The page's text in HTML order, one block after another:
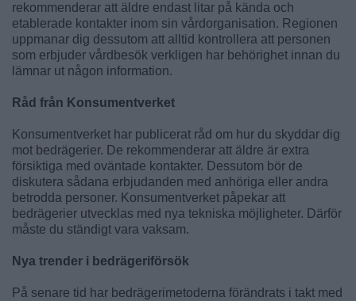
rekommenderar att äldre endast litar på kända och
etablerade kontakter inom sin vårdorganisation. Regionen
uppmanar dig dessutom att alltid kontrollera att personen
som erbjuder vårdbesök verkligen har behörighet innan du
lämnar ut någon information.
Råd från Konsumentverket
Konsumentverket har publicerat råd om hur du skyddar dig
mot bedrägerier. De rekommenderar att äldre är extra
försiktiga med oväntade kontakter. Dessutom bör de
diskutera sådana erbjudanden med anhöriga eller andra
betrodda personer. Konsumentverket påpekar att
bedrägerier utvecklas med nya tekniska möjligheter. Därför
måste du ständigt vara vaksam.
Nya trender i bedrägeriförsök
På senare tid har bedrägerimetoderna förändrats i takt med